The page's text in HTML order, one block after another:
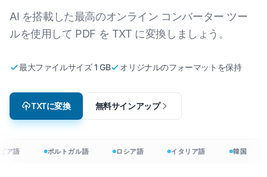
AI を搭載した最高のオンライン コンバーター ツー
ルを使用して PDF を TXT に変換しましょう。
最大ファイルサイズ 1 GB オリジナルのフォーマットを保持
TXTに変換 無料サインアップ
ア語 ポルトガル語 ロシア語 イタリア語 韓国